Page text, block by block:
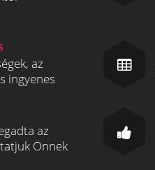
az
ingyenes
az
Önnek